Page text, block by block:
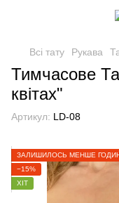
Всі тату Рукава
Тимчасове
квітах"
Артикул: LD-08
ЗАЛИШИЛОСЬ МЕНШЕ
−15%
ХІТ